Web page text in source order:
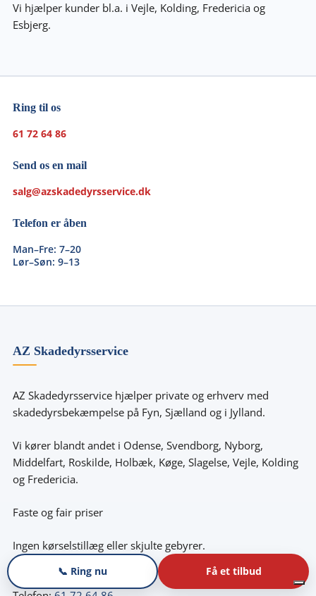
Vi hjælper kunder bl.a. i Vejle, Kolding, Fredericia og
Esbjerg.
Ring til os
61 72 64 86
Send os en mail
salg@azskadedyrsservice.dk
Telefon er åben
Man–Fre: 7–20
Lør–Søn: 9–13
AZ Skadedyrsservice
AZ Skadedyrsservice hjælper private og erhverv med
skadedyrsbekæmpelse på Fyn, Sjælland og i Jylland.
Vi kører blandt andet i Odense, Svendborg, Nyborg,
Middelfart, Roskilde, Holbæk, Køge, Slagelse, Vejle, Kolding
og Fredericia.
Faste og fair priser
Ingen kørselstillæg eller skjulte gebyrer.
CVR: 39835894
📞 Ring nu Få et tilbud